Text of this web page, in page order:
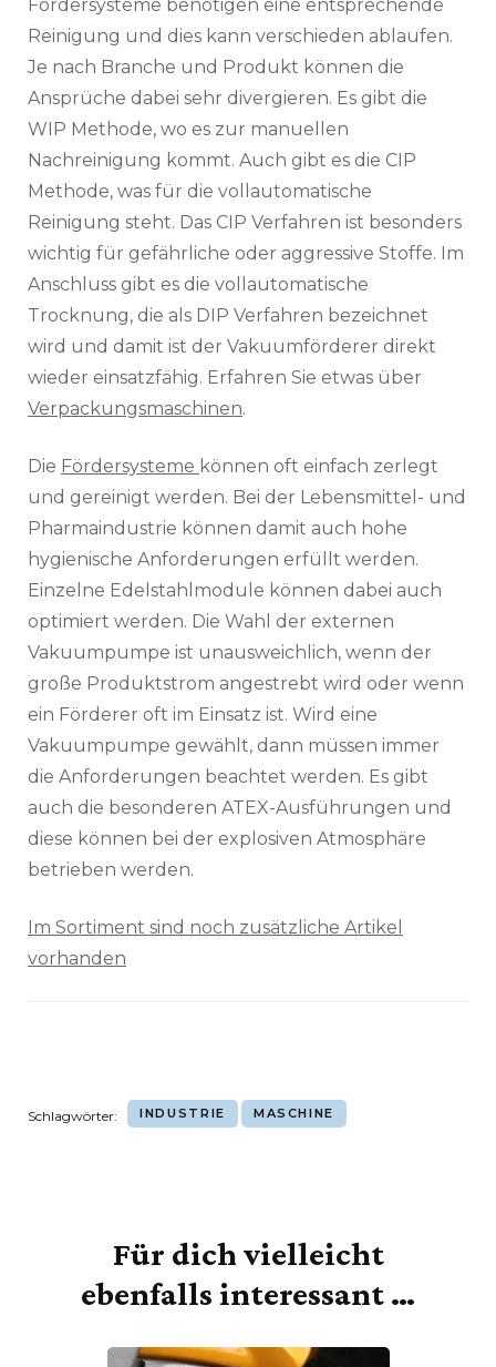
Fördersysteme benötigen eine entsprechende
Reinigung und dies kann verschieden ablaufen.
Je nach Branche und Produkt können die
Ansprüche dabei sehr divergieren. Es gibt die
WIP Methode, wo es zur manuellen
Nachreinigung kommt. Auch gibt es die CIP
Methode, was für die vollautomatische
Reinigung steht. Das CIP Verfahren ist besonders
wichtig für gefährliche oder aggressive Stoffe. Im
Anschluss gibt es die vollautomatische
Trocknung, die als DIP Verfahren bezeichnet
wird und damit ist der Vakuumförderer direkt
wieder einsatzfähig. Erfahren Sie etwas über
Verpackungsmaschinen.
Die Fördersysteme können oft einfach zerlegt
und gereinigt werden. Bei der Lebensmittel- und
Pharmaindustrie können damit auch hohe
hygienische Anforderungen erfüllt werden.
Einzelne Edelstahlmodule können dabei auch
optimiert werden. Die Wahl der externen
Vakuumpumpe ist unausweichlich, wenn der
große Produktstrom angestrebt wird oder wenn
ein Förderer oft im Einsatz ist. Wird eine
Vakuumpumpe gewählt, dann müssen immer
die Anforderungen beachtet werden. Es gibt
auch die besonderen ATEX-Ausführungen und
diese können bei der explosiven Atmosphäre
betrieben werden.
Im Sortiment sind noch zusätzliche Artikel
vorhanden
Schlagwörter: INDUSTRIE MASCHINE
BeitragsnavigationFür dich vielleicht
ebenfalls interessant …